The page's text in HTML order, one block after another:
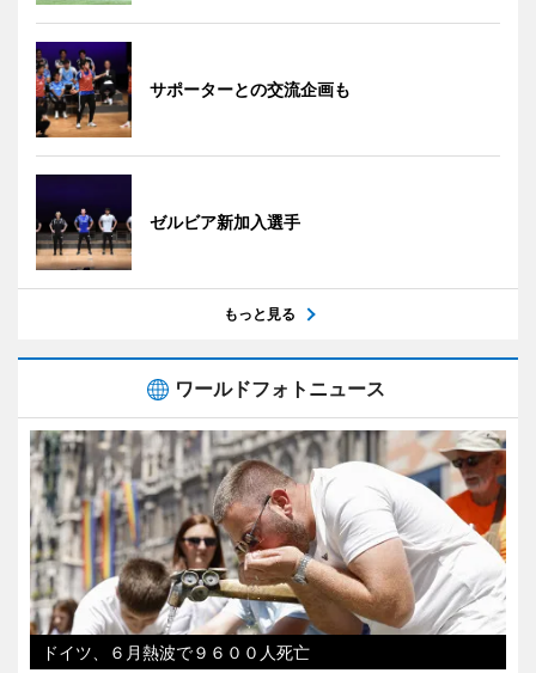
サポーターとの交流企画も
ゼルビア新加入選手
もっと見る
ワールドフォトニュース
ドイツ、６月熱波で９６００人死亡